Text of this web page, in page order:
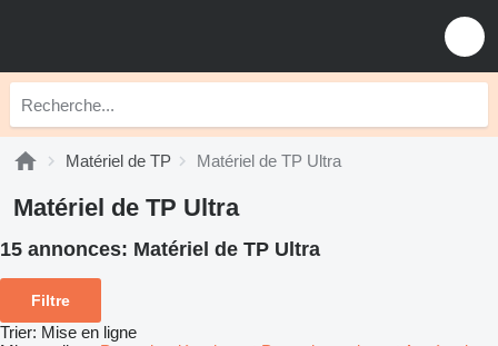
Matériel de TP Matériel de TP Ultra
Matériel de TP Ultra
15 annonces: Matériel de TP Ultra
Filtre
Trier: Mise en ligne